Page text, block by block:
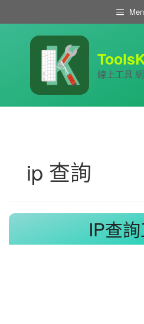
線上工具
ip 查詢
IP查